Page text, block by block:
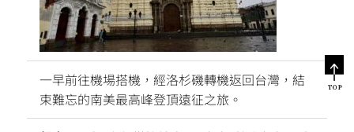
一早前往機場搭機，經洛杉磯轉機返回台灣，結
束難忘的南美最高峰登頂遠征之旅。